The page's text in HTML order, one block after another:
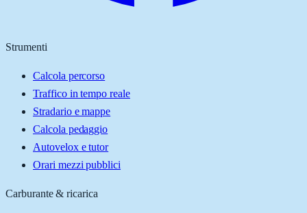
Strumenti
Calcola percorso
Traffico in tempo reale
Stradario e mappe
Calcola pedaggio
Autovelox e tutor
Orari mezzi pubblici
Carburante & ricarica